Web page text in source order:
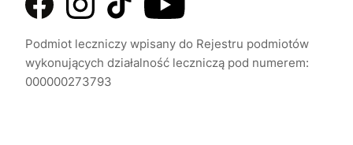
Podmiot leczniczy wpisany do Rejestru podmiotów
wykonujących działalność leczniczą pod numerem:
000000273793